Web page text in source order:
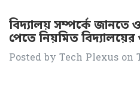
বিদ্যালয় সম্পর্কে জানতে
পেতে নিয়মিত
Posted by Tech Plexus on